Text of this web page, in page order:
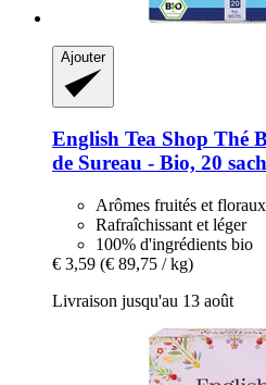
Ajouter
English Tea Shop Thé
de Sureau -​ Bio, 20
Arômes fruités et floraux
Rafraîchissant et léger
100% d'ingrédients bio
€ 3,59 (€ 89,75 / kg)
Livraison jusqu'au 13 août